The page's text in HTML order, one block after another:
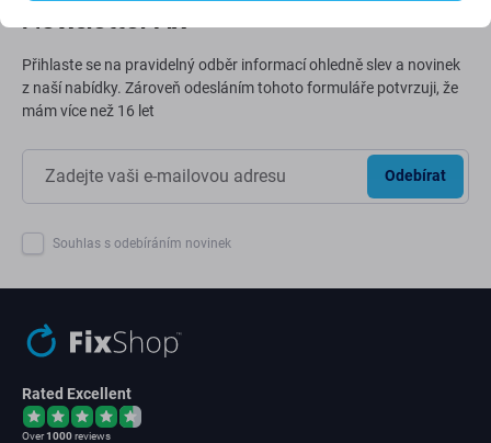
Newsletter Fix
Přihlaste se na pravidelný odběr informací ohledně slev a novinek
z naší nabídky. Zároveň odesláním tohoto formuláře potvrzuji, že
mám více než 16 let
Odebírat
Souhlas s odebíráním novinek
Rated Excellent
Over1000reviews